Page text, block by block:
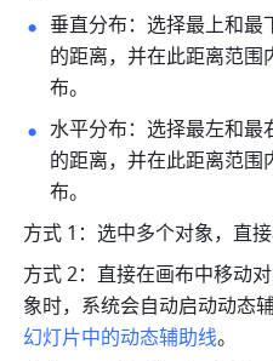
垂直分布：选择最上和最
的距离，并在此距离范
布。
水平分布：选择最左和最
的距离，并在此距离范
布。
方式 1：选中多个对象，直
方式 2：直接在画布中移动
象时，系统会自动启动动态
幻灯片中的动态辅助线。